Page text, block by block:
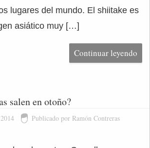
lugares del mundo. El shiitake es
asiático muy […]
Continuar leyendo
salen en otoño?
Publicado por Ramón Contreras